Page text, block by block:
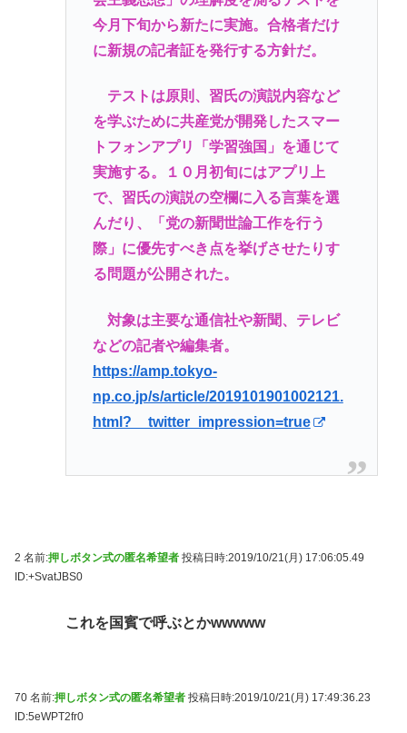
今月下旬から新たに実施。合格者だけ
に新規の記者証を発行する方針だ。
テストは原則、習氏の演説内容など
を学ぶために共産党が開発したスマー
トフォンアプリ「学習強国」を通じて
実施する。１０月初旬にはアプリ上
で、習氏の演説の空欄に入る言葉を選
んだり、「党の新聞世論工作を行う
際」に優先すべき点を挙げさせたりす
る問題が公開された。
対象は主要な通信社や新聞、テレビ
などの記者や編集者。
https://amp.tokyo-
np.co.jp/s/article/2019101901002121.
html?__twitter_impression=true
2 名前:押しボタン式の匿名希望者 投稿日時:2019/10/21(月) 17:06:05.49
ID:+SvatJBS0
これを国賓で呼ぶとかwwwww
70 名前:押しボタン式の匿名希望者 投稿日時:2019/10/21(月) 17:49:36.23
ID:5eWPT2fr0